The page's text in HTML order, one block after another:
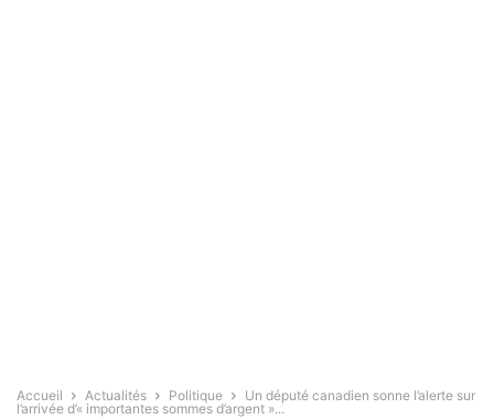
Accueil Actualités Politique
Un député canadien sonne l’alerte sur
l’arrivée d’« importantes sommes d’argent »...